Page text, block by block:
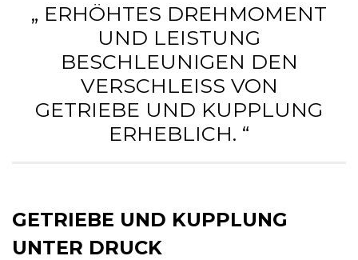
„ ERHÖHTES DREHMOMENT
UND LEISTUNG
BESCHLEUNIGEN DEN
VERSCHLEISS VON G
ETRIEBE UND KUPPLUNG E
RHEBLICH. “
GETRIEBE UND KUPPLUNG
UNTER DRUCK